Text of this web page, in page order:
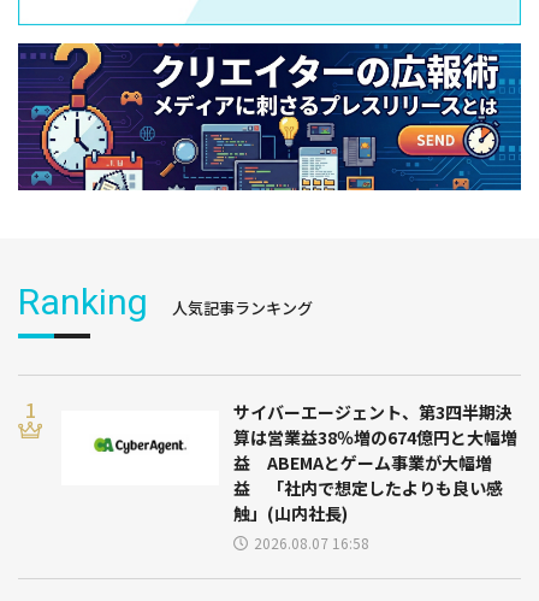
Ranking 人気記事ランキング
サイバーエージェント、第3四半期決
算は営業益38％増の674億円と大幅増
益 ABEMAとゲーム事業が大幅増
益 「社内で想定したよりも良い感
触」(山内社長)
2026.08.07 16:58